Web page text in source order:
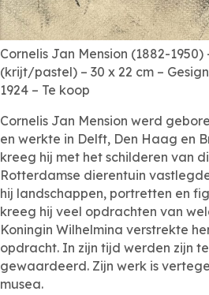
Cornelis Jan Mension (1882-
(krijt/pastel) – 30 x 22 cm –
1924 – Te koop
Cornelis Jan Mension werd
en werkte in Delft, Den Haag en
kreeg hij met het schilderen van
Rotterdamse dierentuin
hij landschappen, portretten en
kreeg hij veel opdrachten van
Koningin Wilhelmina verstrekte
opdracht. In zijn tijd werden zijn
gewaardeerd. Zijn werk is
musea.